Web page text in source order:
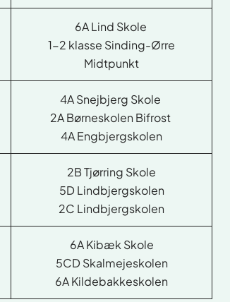
6A Lind Skole
1-2 klasse Sinding-Ørre
Midtpunkt
4A Snejbjerg Skole
2A Børneskolen Bifrost
4A Engbjergskolen
2B Tjørring Skole
5D Lindbjergskolen
2C Lindbjergskolen
6A Kibæk Skole
5CD Skalmejeskolen
6A Kildebakkeskolen